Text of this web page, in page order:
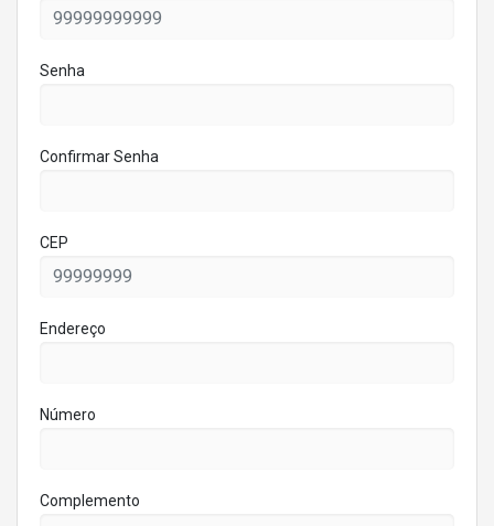
Senha
Confirmar Senha
CEP
Endereço
Número
Complemento